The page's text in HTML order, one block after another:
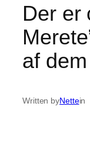
Der er
af dem
Written byNettein